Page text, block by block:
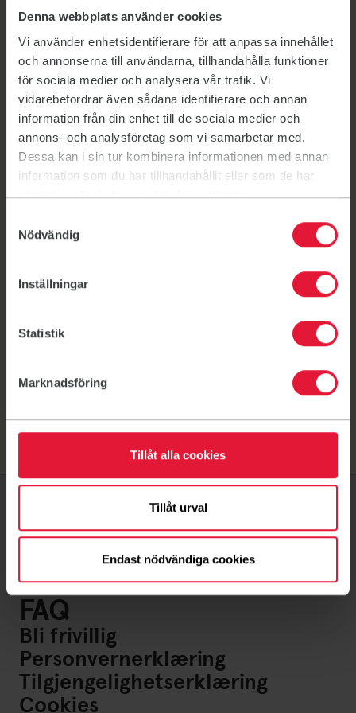
Denna webbplats använder cookies
Vi använder enhetsidentifierare för att anpassa innehållet
och annonserna till användarna, tillhandahålla funktioner
för sociala medier och analysera vår trafik. Vi
vidarebefordrar även sådana identifierare och annan
information från din enhet till de sociala medier och
annons- och analysföretag som vi samarbetar med.
Dessa kan i sin tur kombinera informationen med annan
information som du har tillhandahållit eller som de har
samlat in när du har använt deras tjänster.
Nödvändig
Inställningar
Statistik
Marknadsföring
Tillåt alla cookies
Tillåt urval
Endast nödvändiga cookies
3. Gå til fanen "Grupper" og trykk på "Skriv inn kode"
4. Vår gruppekode er NASCY
5. Administrator vil nå motta et varsel og kan godta
medlemskapet
Påmelding til timer
Du kommer til å motta ukentlig invitasjon til dine
treningstimer og kan melde deg på for å sikre deg en
plass. Vennligst avmeld deg om du ikke vil delta på
timen.
Kommunikasjon
eksempel ved endringer av timeplanen på kort varsel.
Videre får du mulighet til å ta direkte kontakt med oss.
på:Hjelpesenter mail
Om oss
Kontakt
FAQ
Bli frivillig
Personvernerklæring
Tilgjengelighetserklæring
Cookies